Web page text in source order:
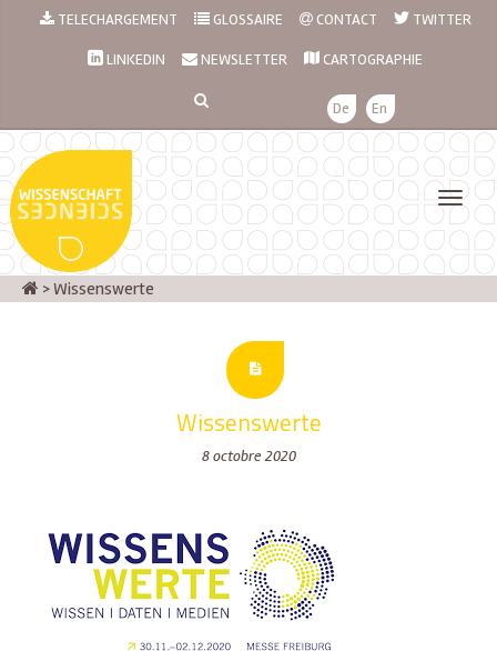
TELECHARGEMENT GLOSSAIRE CONTACT TWITTER
LINKEDIN NEWSLETTER CARTOGRAPHIE
De En
>Wissenswerte
Wissenswerte
8 octobre 2020